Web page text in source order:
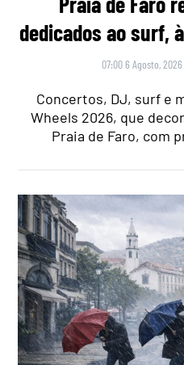
dedicados ao surf,
07:00 6 Agosto, 2026
Concertos, DJ, surf e
Wheels 2026, que
Praia de Faro, com